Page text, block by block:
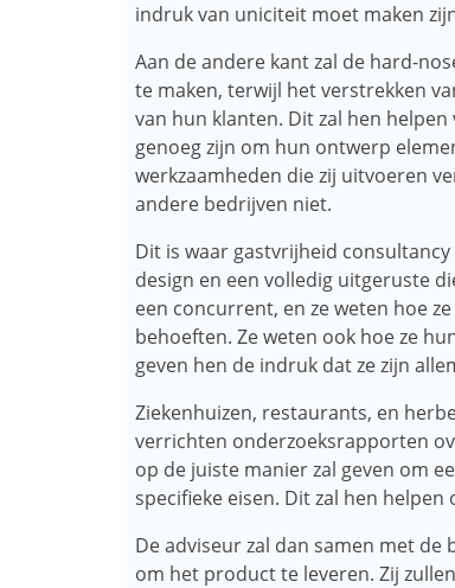
indruk van uniciteit moet maken
Aan de andere kant zal de hard-
te maken, terwijl het verstrekken
van hun klanten. Dit zal hen
genoeg zijn om hun ontwerp
werkzaamheden die zij uitvoeren
andere bedrijven niet.
Dit is waar gastvrijheid
design en een volledig uitgeruste
een concurrent, en ze weten hoe
behoeften. Ze weten ook hoe ze
geven hen de indruk dat ze zijn
Ziekenhuizen, restaurants, en
verrichten onderzoeksrapporten
op de juiste manier zal geven om
specifieke eisen. Dit zal hen
De adviseur zal dan samen met
om het product te leveren. Zij